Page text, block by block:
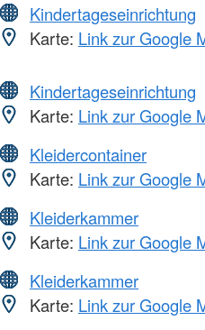
Kindertageseinrichtung
Karte: Link zur Google
Kindertageseinrichtung
Karte: Link zur Google
Kleidercontainer
Karte: Link zur Google
Kleiderkammer
Karte: Link zur Google
Kleiderkammer
Karte: Link zur Google